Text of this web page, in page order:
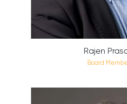
Rajen
Board